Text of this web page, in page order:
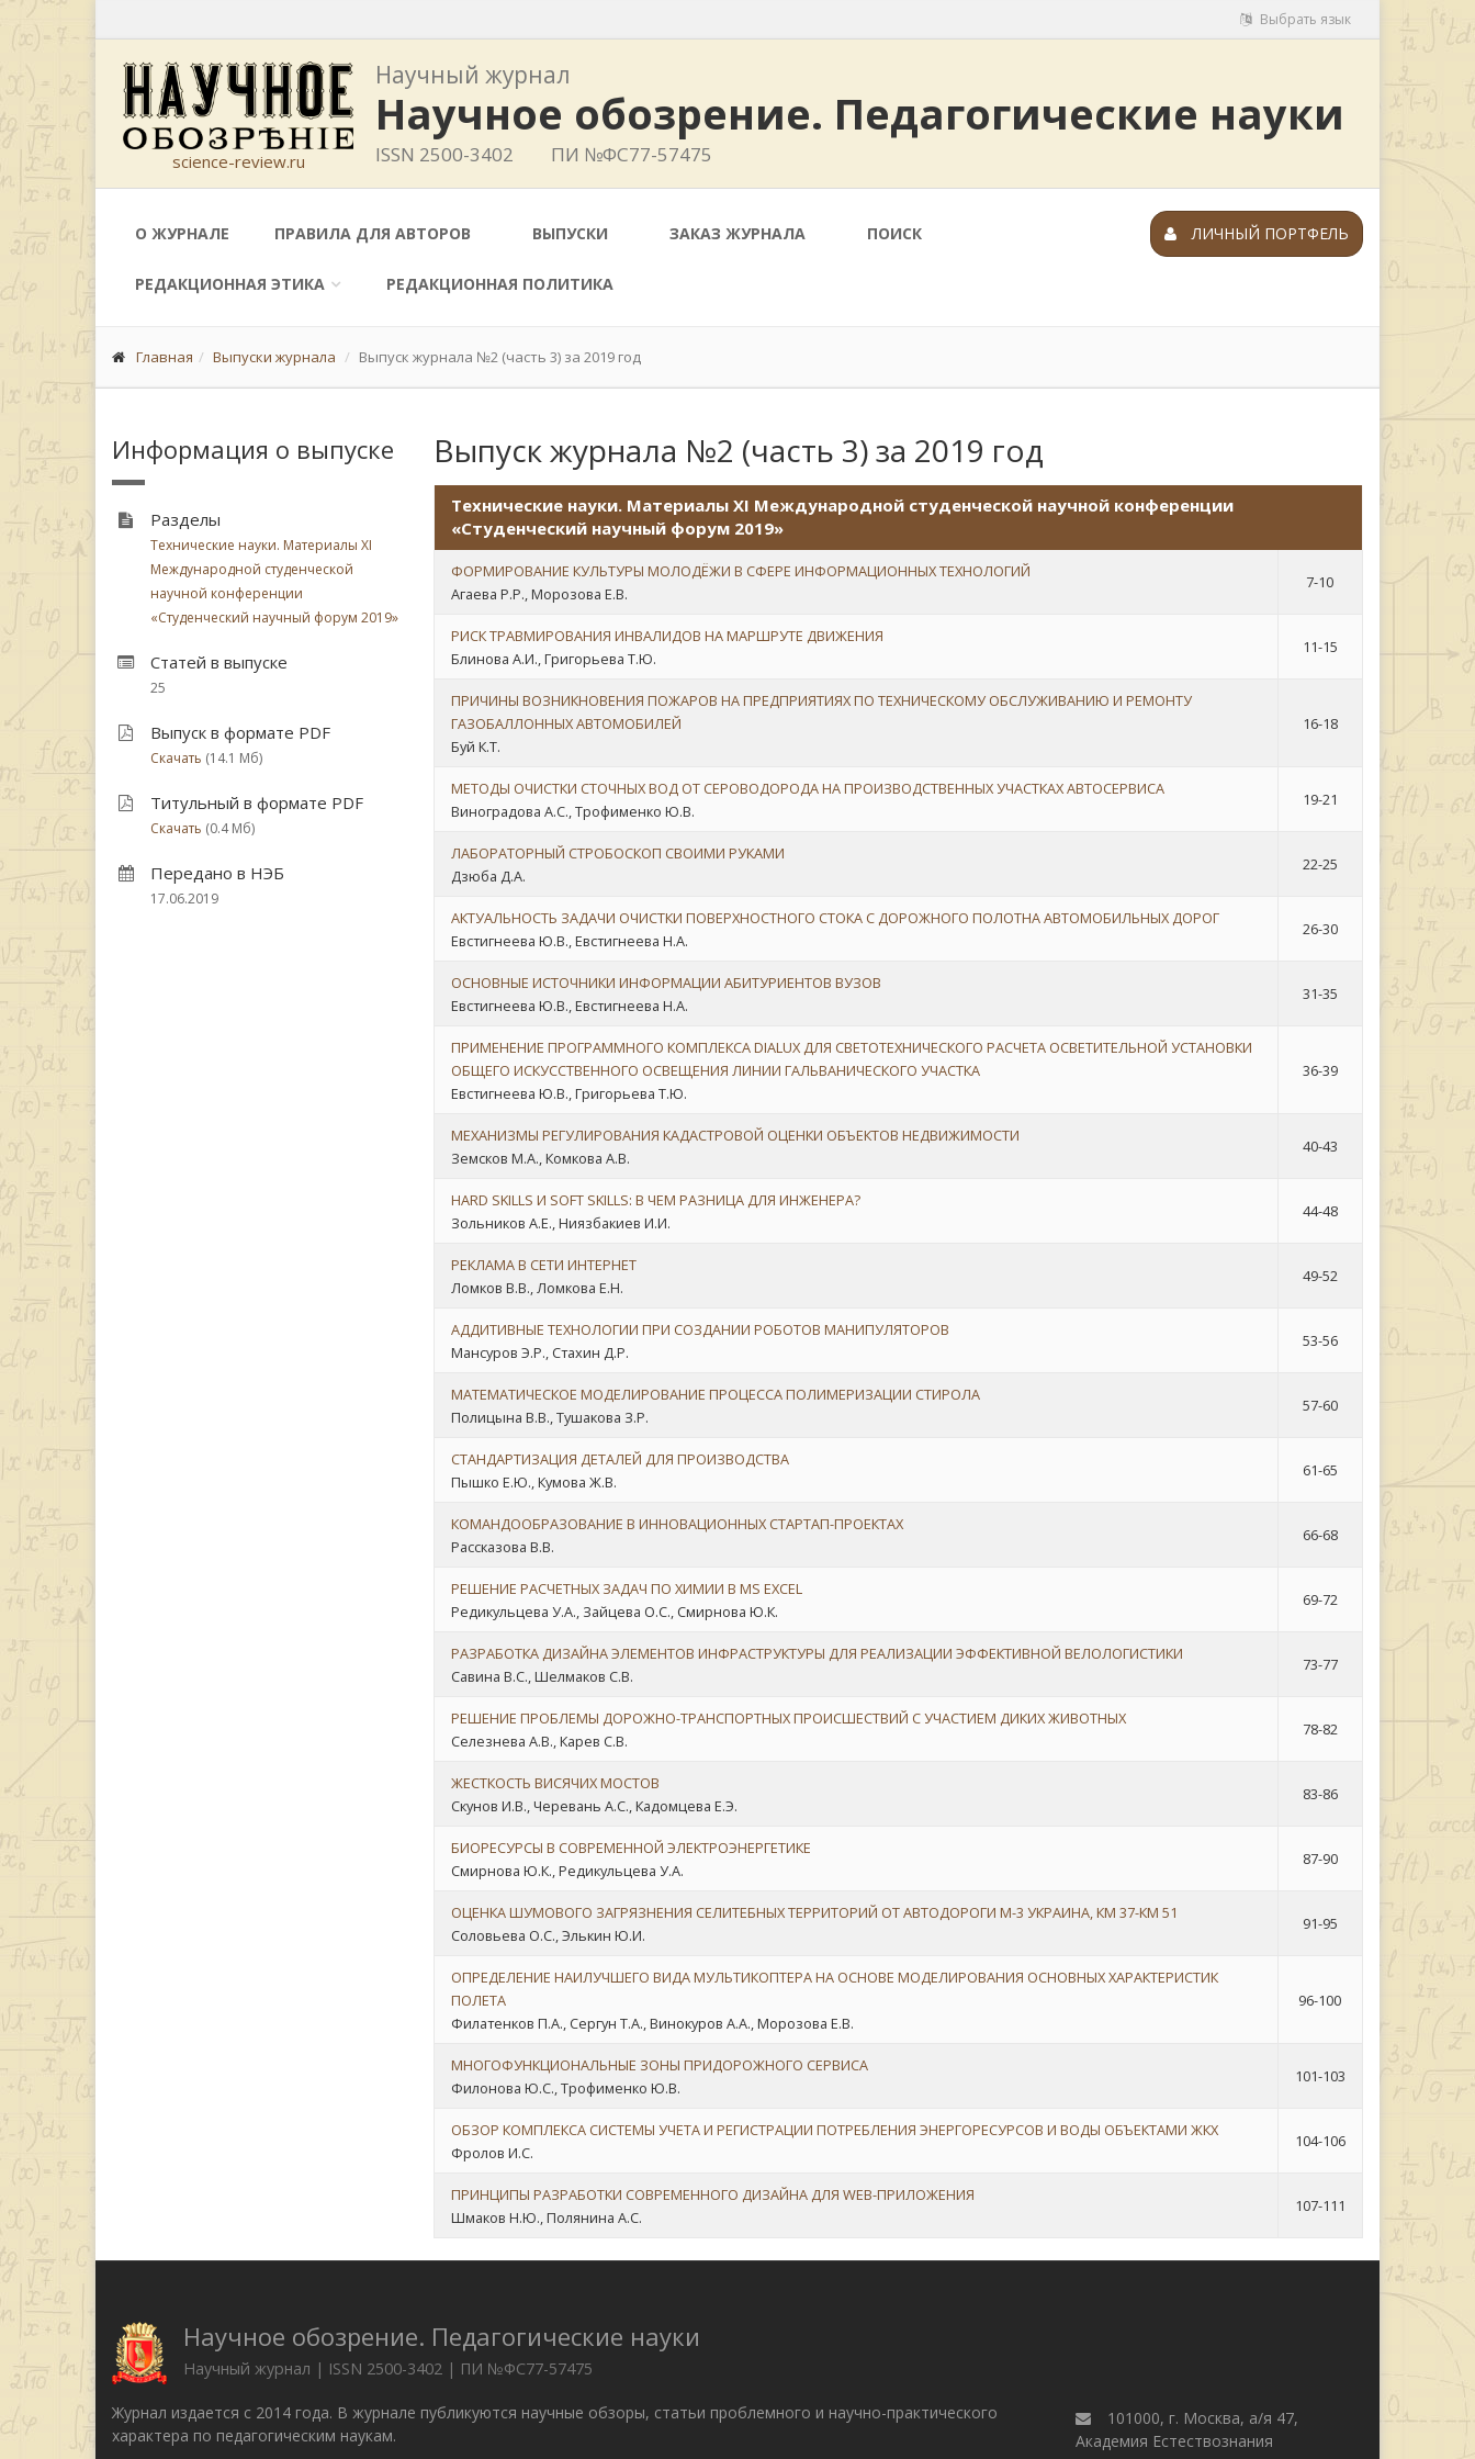
Выбрать язык
science-review.ru
Научный журнал
Научное обозрение. Педагогические науки
ISSN 2500-3402 ПИ №ФС77-57475
О ЖУРНАЛЕ ПРАВИЛА ДЛЯ АВТОРОВ ВЫПУСКИ ЗАКАЗ ЖУРНАЛА ПОИСК
РЕДАКЦИОННАЯ ЭТИКА РЕДАКЦИОННАЯ ПОЛИТИКА
ЛИЧНЫЙ ПОРТФЕЛЬ
Главная Выпуски журнала Выпуск журнала №2 (часть 3) за 2019 год
Информация о выпуске
Разделы
Технические науки. Материалы XI
Международной студенческой
научной конференции
«Студенческий научный форум 2019»
Статей в выпуске
25
Выпуск в формате PDF
Скачать (14.1 Мб)
Титульный в формате PDF
Скачать (0.4 Мб)
Передано в НЭБ
17.06.2019
Выпуск журнала №2 (часть 3) за 2019 год
Технические науки. Материалы XI Международной студенческой научной конференции
«Студенческий научный форум 2019»
ФОРМИРОВАНИЕ КУЛЬТУРЫ МОЛОДЁЖИ В СФЕРЕ ИНФОРМАЦИОННЫХ ТЕХНОЛОГИЙ
Агаева Р.Р., Морозова Е.В.
7-10
РИСК ТРАВМИРОВАНИЯ ИНВАЛИДОВ НА МАРШРУТЕ ДВИЖЕНИЯ
Блинова А.И., Григорьева Т.Ю.
11-15
ПРИЧИНЫ ВОЗНИКНОВЕНИЯ ПОЖАРОВ НА ПРЕДПРИЯТИЯХ ПО ТЕХНИЧЕСКОМУ ОБСЛУЖИВАНИЮ И РЕМОНТУ
ГАЗОБАЛЛОННЫХ АВТОМОБИЛЕЙ
Буй К.Т.
16-18
МЕТОДЫ ОЧИСТКИ СТОЧНЫХ ВОД ОТ СЕРОВОДОРОДА НА ПРОИЗВОДСТВЕННЫХ УЧАСТКАХ АВТОСЕРВИСА
Виноградова А.С., Трофименко Ю.В.
19-21
ЛАБОРАТОРНЫЙ СТРОБОСКОП СВОИМИ РУКАМИ
Дзюба Д.А.
22-25
АКТУАЛЬНОСТЬ ЗАДАЧИ ОЧИСТКИ ПОВЕРХНОСТНОГО СТОКА С ДОРОЖНОГО ПОЛОТНА АВТОМОБИЛЬНЫХ ДОРОГ
Евстигнеева Ю.В., Евстигнеева Н.А.
26-30
ОСНОВНЫЕ ИСТОЧНИКИ ИНФОРМАЦИИ АБИТУРИЕНТОВ ВУЗОВ
Евстигнеева Ю.В., Евстигнеева Н.А.
31-35
ПРИМЕНЕНИЕ ПРОГРАММНОГО КОМПЛЕКСА DIALUX ДЛЯ СВЕТОТЕХНИЧЕСКОГО РАСЧЕТА ОСВЕТИТЕЛЬНОЙ УСТАНОВКИ
ОБЩЕГО ИСКУССТВЕННОГО ОСВЕЩЕНИЯ ЛИНИИ ГАЛЬВАНИЧЕСКОГО УЧАСТКА
Евстигнеева Ю.В., Григорьева Т.Ю.
36-39
МЕХАНИЗМЫ РЕГУЛИРОВАНИЯ КАДАСТРОВОЙ ОЦЕНКИ ОБЪЕКТОВ НЕДВИЖИМОСТИ
Земсков М.А., Комкова А.В.
40-43
HARD SKILLS И SOFT SKILLS: В ЧЕМ РАЗНИЦА ДЛЯ ИНЖЕНЕРА?
Зольников А.Е., Ниязбакиев И.И.
44-48
РЕКЛАМА В СЕТИ ИНТЕРНЕТ
Ломков В.В., Ломкова Е.Н.
49-52
АДДИТИВНЫЕ ТЕХНОЛОГИИ ПРИ СОЗДАНИИ РОБОТОВ МАНИПУЛЯТОРОВ
Мансуров Э.Р., Стахин Д.Р.
53-56
МАТЕМАТИЧЕСКОЕ МОДЕЛИРОВАНИЕ ПРОЦЕССА ПОЛИМЕРИЗАЦИИ СТИРОЛА
Полицына В.В., Тушакова З.Р.
57-60
СТАНДАРТИЗАЦИЯ ДЕТАЛЕЙ ДЛЯ ПРОИЗВОДСТВА
Пышко Е.Ю., Кумова Ж.В.
61-65
КОМАНДООБРАЗОВАНИЕ В ИННОВАЦИОННЫХ СТАРТАП-ПРОЕКТАХ
Рассказова В.В.
66-68
РЕШЕНИЕ РАСЧЕТНЫХ ЗАДАЧ ПО ХИМИИ В MS EXCEL
Редикульцева У.А., Зайцева О.С., Смирнова Ю.К.
69-72
РАЗРАБОТКА ДИЗАЙНА ЭЛЕМЕНТОВ ИНФРАСТРУКТУРЫ ДЛЯ РЕАЛИЗАЦИИ ЭФФЕКТИВНОЙ ВЕЛОЛОГИСТИКИ
Савина В.С., Шелмаков С.В.
73-77
РЕШЕНИЕ ПРОБЛЕМЫ ДОРОЖНО-ТРАНСПОРТНЫХ ПРОИСШЕСТВИЙ С УЧАСТИЕМ ДИКИХ ЖИВОТНЫХ
Селезнева А.В., Карев С.В.
78-82
ЖЕСТКОСТЬ ВИСЯЧИХ МОСТОВ
Скунов И.В., Черевань А.С., Кадомцева Е.Э.
83-86
БИОРЕСУРСЫ В СОВРЕМЕННОЙ ЭЛЕКТРОЭНЕРГЕТИКЕ
Смирнова Ю.К., Редикульцева У.А.
87-90
ОЦЕНКА ШУМОВОГО ЗАГРЯЗНЕНИЯ СЕЛИТЕБНЫХ ТЕРРИТОРИЙ ОТ АВТОДОРОГИ М-3 УКРАИНА, КМ 37-КМ 51
Соловьева О.С., Элькин Ю.И.
91-95
ОПРЕДЕЛЕНИЕ НАИЛУЧШЕГО ВИДА МУЛЬТИКОПТЕРА НА ОСНОВЕ МОДЕЛИРОВАНИЯ ОСНОВНЫХ ХАРАКТЕРИСТИК
ПОЛЕТА
Филатенков П.А., Сергун Т.А., Винокуров А.А., Морозова Е.В.
96-100
МНОГОФУНКЦИОНАЛЬНЫЕ ЗОНЫ ПРИДОРОЖНОГО СЕРВИСА
Филонова Ю.С., Трофименко Ю.В.
101-103
ОБЗОР КОМПЛЕКСА СИСТЕМЫ УЧЕТА И РЕГИСТРАЦИИ ПОТРЕБЛЕНИЯ ЭНЕРГОРЕСУРСОВ И ВОДЫ ОБЪЕКТАМИ ЖКХ
Фролов И.С.
104-106
ПРИНЦИПЫ РАЗРАБОТКИ СОВРЕМЕННОГО ДИЗАЙНА ДЛЯ WEB-ПРИЛОЖЕНИЯ
Шмаков Н.Ю., Полянина А.С.
107-111
Научное обозрение. Педагогические науки
Научный журнал | ISSN 2500-3402 | ПИ №ФС77-57475
Журнал издается с 2014 года. В журнале публикуются научные обзоры, статьи проблемного и научно-практического
характера по педагогическим наукам.
101000, г. Москва, а/я 47,
Академия Естествознания